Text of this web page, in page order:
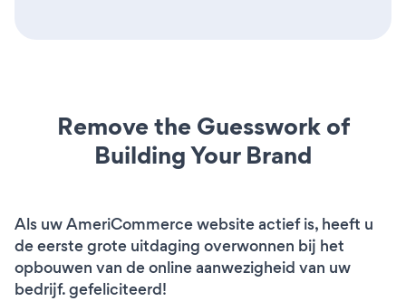
Remove the Guesswork of
Building Your Brand
Als uw AmeriCommerce website actief is, heeft u
de eerste grote uitdaging overwonnen bij het
opbouwen van de online aanwezigheid van uw
bedrijf. gefeliciteerd!